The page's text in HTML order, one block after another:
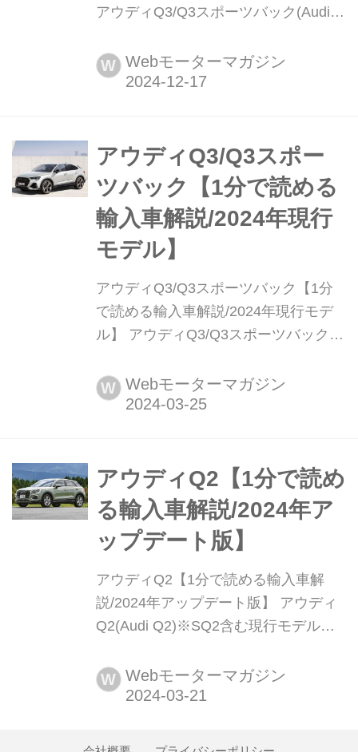
アウディQ3/Q3スポーツバック(Audi
デル発表日:2020年7月7日車両価
格:503万円〜936万円
W Webモーターマガジン
アウディQ3/Q3スポー
ツバック【1分で読める
輸入車解説/2024年現行
モデル】
アウディQ3/Q3スポーツバック【1分
で読める輸入車解説/2024年現行モデ
ル】 アウディQ3/Q3スポーツバック
現行モデル発表日:2020年7月7日車両
価格:470万円〜936万円
W Webモーターマガジン
アウディQ2【1分で読め
る輸入車解説/2024年ア
ップデート版】
アウディQ2【1分で読める輸入車解
説/2024年アップデート版】 アウディ
Q2(Audi Q2)※SQ2含む現行モデル発
円〜628万円
W Webモーターマガジン